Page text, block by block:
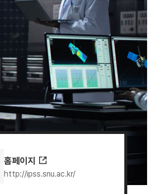
홈페이지
http://ipss.snu.ac.kr/